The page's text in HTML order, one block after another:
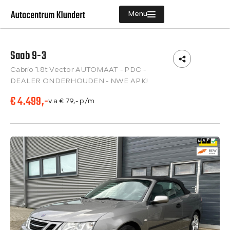
Menu
Diensten
Vacatures
Verkocht
Over ons
Contact
Saab 9-3
Cabrio 1.8t Vector AUTOMAAT - PDC -
DEALER ONDERHOUDEN - NWE APK!
€ 4.499,-v.a € 79,- p/m